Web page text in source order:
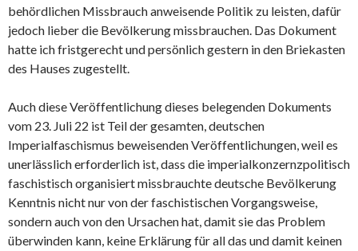
behördlichen Missbrauch anweisende Politik zu leisten, dafür
jedoch lieber die Bevölkerung missbrauchen. Das Dokument
hatte ich fristgerecht und persönlich gestern in den Briekasten
des Hauses zugestellt.
Auch diese Veröffentlichung dieses belegenden Dokuments
vom 23. Juli 22 ist Teil der gesamten, deutschen
Imperialfaschismus beweisenden Veröffentlichungen, weil es
unerlässlich erforderlich ist, dass die imperialkonzernzpolitisch
faschistisch organisiert missbrauchte deutsche Bevölkerung
Kenntnis nicht nur von der faschistischen Vorgangsweise,
sondern auch von den Ursachen hat, damit sie das Problem
überwinden kann, keine Erklärung für all das und damit keinen